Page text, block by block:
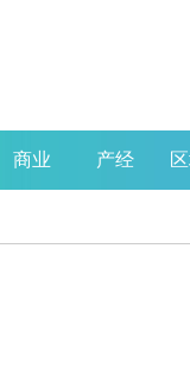
商业 产经